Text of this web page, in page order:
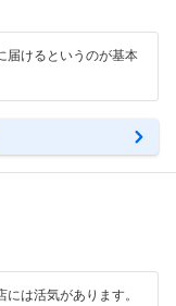
届けるというのが基本
は活気があります。